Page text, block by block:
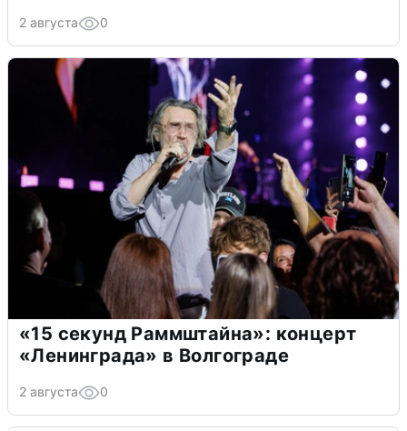
2 августа 0
«15 секунд Раммштайна»: концерт
«Ленинграда» в Волгограде
2 августа 0